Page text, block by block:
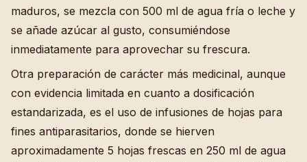
maduros, se mezcla con 500 ml de agua fría o leche y
se añade azúcar al gusto, consumiéndose
inmediatamente para aprovechar su frescura.
Otra preparación de carácter más medicinal, aunque
con evidencia limitada en cuanto a dosificación
estandarizada, es el uso de infusiones de hojas para
fines antiparasitarios, donde se hierven
aproximadamente 5 hojas frescas en 250 ml de agua